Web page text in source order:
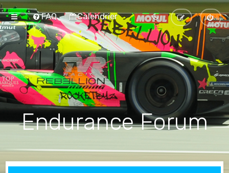
FAQ Calendrier
Endurance Forum